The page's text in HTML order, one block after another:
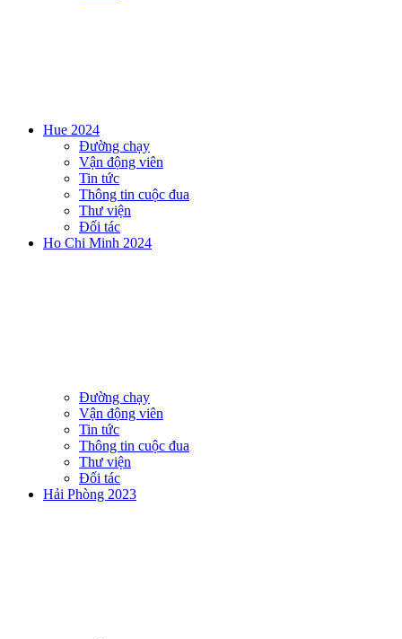
Hue 2024
Đường chạy
Vận động viên
Tin tức
Thông tin cuộc đua
Thư viện
Đối tác
Ho Chi Minh 2024
Đường chạy
Vận động viên
Tin tức
Thông tin cuộc đua
Thư viện
Đối tác
Hải Phòng 2023